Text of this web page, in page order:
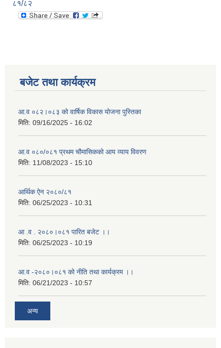
८१/८२
बजेट तथा कार्यक्रम
आ.व ०८२।०८३ को वार्षिक विकास योजना पुस्तिका
मिति: 09/16/2025 - 16:02
आ.व ०८०/०८१ प्रथम चौमासिकको आय व्याय विवरण
मिति: 11/08/2023 - 15:10
आर्थिक ऐन २०८०/८१
मिति: 06/25/2023 - 10:31
आ .व . २०८०।०८१ पारित बजेट ।।
मिति: 06/25/2023 - 10:19
आ.व -२०८०।०८१ को नीति तथा कार्यक्रम ।।
मिति: 06/21/2023 - 10:57
अन्य